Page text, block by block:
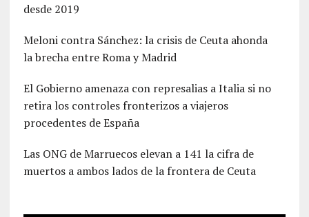
desde 2019
Meloni contra Sánchez: la crisis de Ceuta ahonda
la brecha entre Roma y Madrid
El Gobierno amenaza con represalias a Italia si no
retira los controles fronterizos a viajeros
procedentes de España
Las ONG de Marruecos elevan a 141 la cifra de
muertos a ambos lados de la frontera de Ceuta